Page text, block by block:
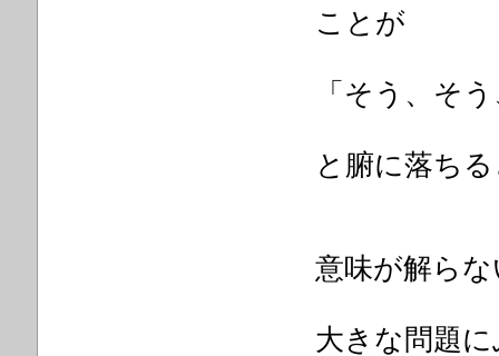
ことが
「そう、そ
と腑に落ち
意味が解ら
大きな問題